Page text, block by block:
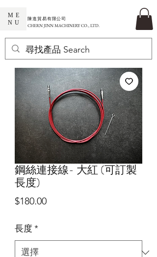
ME
NU
​陳進貿易有限公司
CHERN JINN MACHINERY CO., LTD.
鋼絲連接線- 大紅 (可訂製
長度)
$180.00價
長度 *